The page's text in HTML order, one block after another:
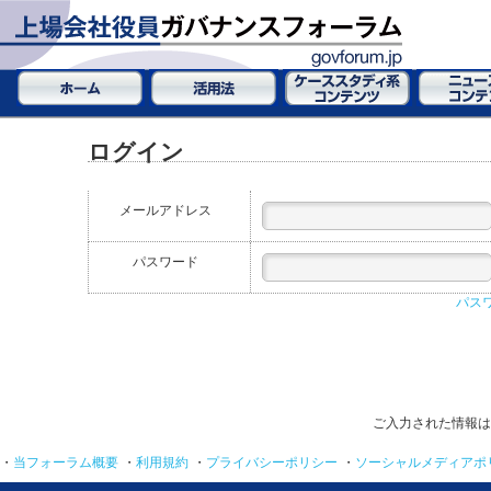
ログイン
メールアドレス
パスワード
パス
ご入力された情報
・ 当フォーラム概要 ・ 利用規約 ・ プライバシーポリシー ・ ソーシャルメディアポ